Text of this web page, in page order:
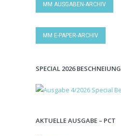
MM AUSGABEN-ARCHIV
MM E-PAPER-ARCHIV
SPECIAL 2026 BESCHNEIUNG
AKTUELLE AUSGABE – PCT